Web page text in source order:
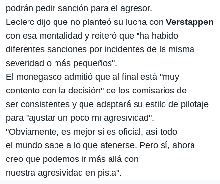
podrán pedir sanción para el agresor.
Leclerc dijo que no planteó su lucha con Verstappen
con esa mentalidad y reiteró que "ha habido
diferentes sanciones por incidentes de la misma
severidad o más pequeños".
El monegasco admitió que al final está "muy
contento con la decisión" de los comisarios de
ser consistentes y que adaptará su estilo de pilotaje
para "ajustar un poco mi agresividad".
"Obviamente, es mejor si es oficial, así todo
el mundo sabe a lo que atenerse. Pero sí, ahora
creo que podemos ir más allá con
nuestra agresividad en pista".